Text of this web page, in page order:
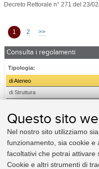
Questo sito
Nel nostro sito utilizziamo
funzionamento, sia cookie e
facoltativi che potrai attivare
Cookie e altri strumenti di
Decreto Rettorale n° 271 del 23/
1 2 >>
Consulta i regolamenti
Tipologia:
di Ateneo
di Struttura
Amministrazione
Didattica e diritto allo studio